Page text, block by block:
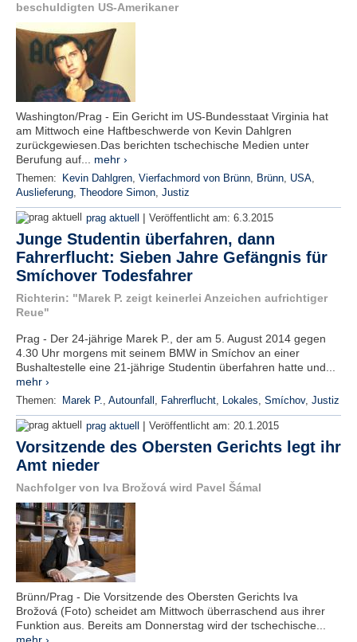
beschuldigten US-Amerikaner
Washington/Prag - Ein Gericht im US-Bundesstaat Virginia hat
am Mittwoch eine Haftbeschwerde von Kevin Dahlgren
zurückgewiesen.Das berichten tschechische Medien unter
Berufung auf... mehr ›
Themen: Kevin Dahlgren, Vierfachmord von Brünn, Brünn, USA,
Auslieferung, Theodore Simon, Justiz
prag aktuell | Veröffentlicht am: 6.3.2015
Junge Studentin überfahren, dann
Fahrerflucht: Sieben Jahre Gefängnis für
Smíchover Todesfahrer
Richterin: "Marek P. zeigt keinerlei Anzeichen aufrichtiger
Reue"
Prag - Der 24-jährige Marek P., der am 5. August 2014 gegen
4.30 Uhr morgens mit seinem BMW in Smíchov an einer
Bushaltestelle eine 21-jährige Studentin überfahren hatte und...
mehr ›
Themen: Marek P., Autounfall , Fahrerflucht, Lokales, Smíchov, Justiz
prag aktuell | Veröffentlicht am: 20.1.2015
Vorsitzende des Obersten Gerichts legt ihr
Amt nieder
Nachfolger von Iva Brožová wird Pavel Šámal
Brünn/Prag - Die Vorsitzende des Obersten Gerichts Iva
Brožová (Foto) scheidet am Mittwoch überraschend aus ihrer
Funktion aus. Bereits am Donnerstag wird der tschechische...